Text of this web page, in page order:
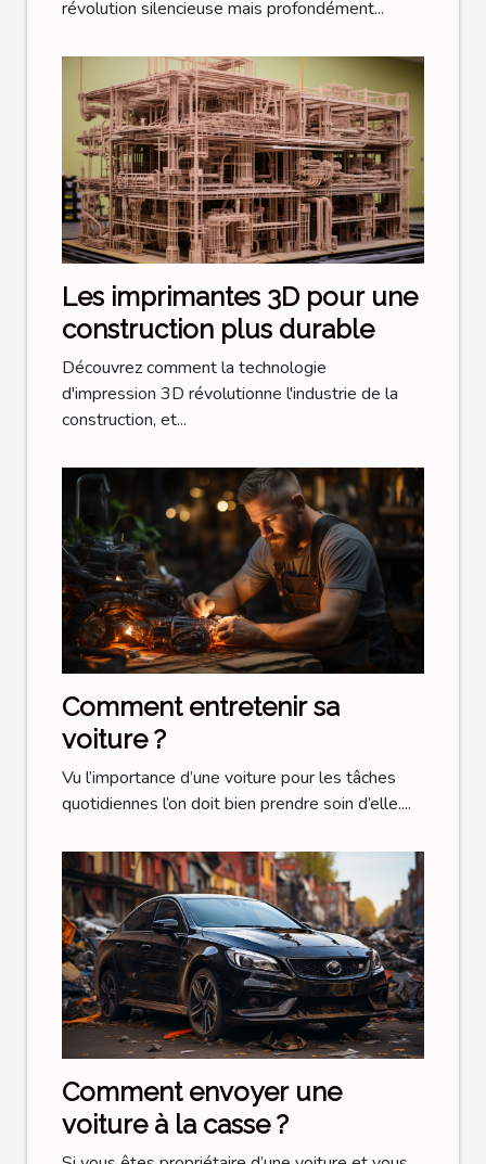
mécaniques
révolution silencieuse mais profondément...
Les imprimantes 3D pour une
construction plus durable
Découvrez comment la technologie
d'impression 3D révolutionne l'industrie de la
construction, et...
Comment entretenir sa
voiture ?
Vu l’importance d’une voiture pour les tâches
quotidiennes l’on doit bien prendre soin d’elle....
Comment envoyer une
voiture à la casse ?